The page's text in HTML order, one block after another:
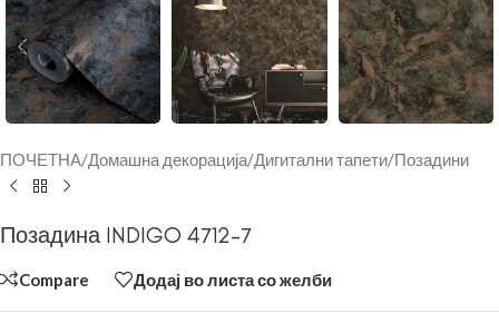
ПОЧЕТНА/Домашна декорација/Дигитални тапети/Позадини
Позадина INDIGO 4712-7
Compare Додај во листа со желби